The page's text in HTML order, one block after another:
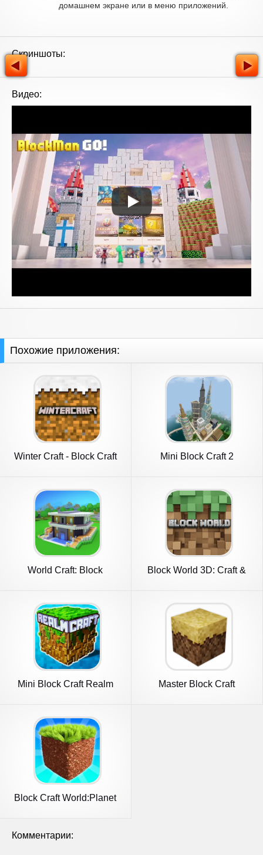
домашнем экране или в меню приложений.
Скриншоты:
Видео:
Похожие приложения:
Winter Craft - Block Craft Mini Block Craft 2
World Craft: Block
Block World 3D: Craft &
Mini Block Craft Realm
Master Block Craft
Block Craft World:Planet
Комментарии: